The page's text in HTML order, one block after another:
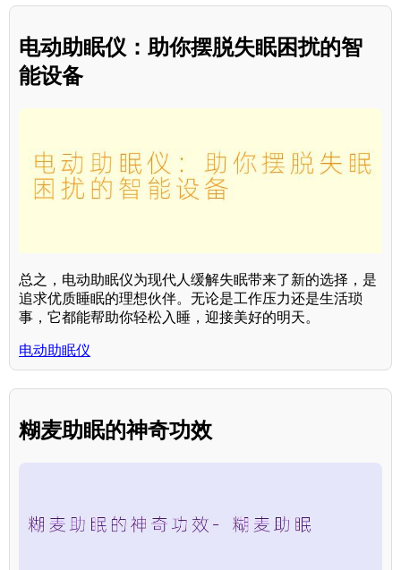
电动助眠仪：助你摆脱失眠困扰的智
能设备
总之，电动助眠仪为现代人缓解失眠带来了新的选择，是
追求优质睡眠的理想伙伴。无论是工作压力还是生活琐
事，它都能帮助你轻松入睡，迎接美好的明天。
电动助眠仪
糊麦助眠的神奇功效